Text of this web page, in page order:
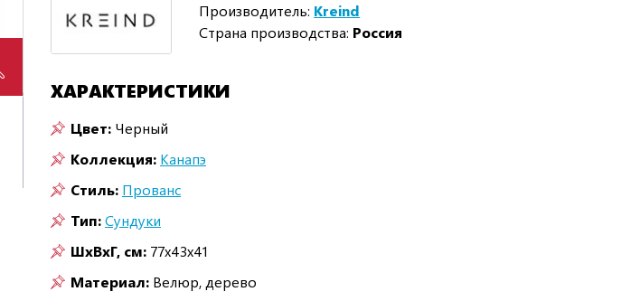
Производитель: Kreind
Страна производства: Россия
ХАРАКТЕРИСТИКИ
Цвет: Черный
Коллекция: Канапэ
Стиль: Прованс
Тип:Сундуки
ШxВxГ, см: 77x43x41
Материал: Велюр, дерево